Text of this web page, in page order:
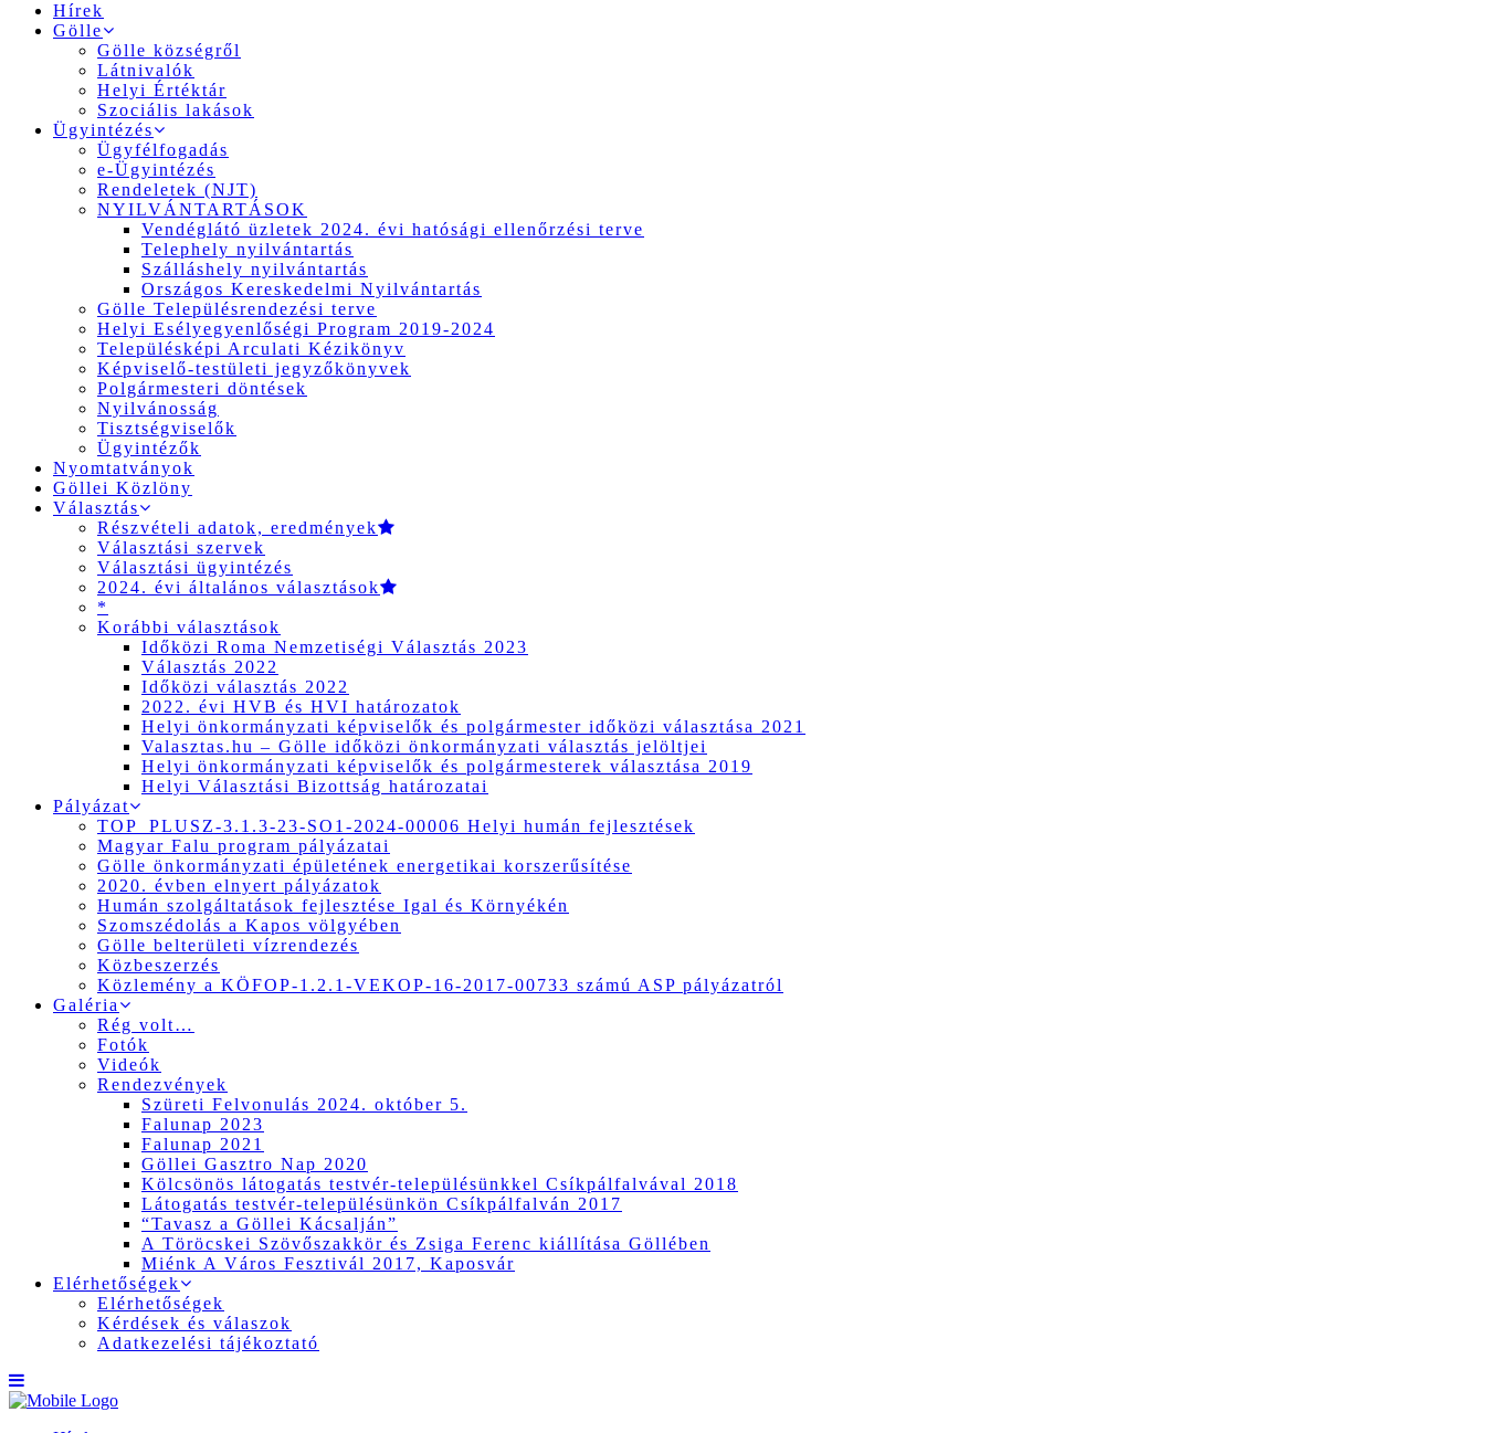
Hírek
Gölle
Gölle községről
Látnivalók
Helyi Értéktár
Szociális lakások
Ügyintézés
Ügyfélfogadás
e-Ügyintézés
Rendeletek (NJT)
NYILVÁNTARTÁSOK
Vendéglátó üzletek 2024. évi hatósági ellenőrzési terve
Telephely nyilvántartás
Szálláshely nyilvántartás
Országos Kereskedelmi Nyilvántartás
Gölle Településrendezési terve
Helyi Esélyegyenlőségi Program 2019-2024
Településképi Arculati Kézikönyv
Képviselő-testületi jegyzőkönyvek
Polgármesteri döntések
Nyilvánosság
Tisztségviselők
Ügyintézők
Nyomtatványok
Göllei Közlöny
Választás
Részvételi adatok, eredmények
Választási szervek
Választási ügyintézés
2024. évi általános választások
*
Korábbi választások
Időközi Roma Nemzetiségi Választás 2023
Választás 2022
Időközi választás 2022
2022. évi HVB és HVI határozatok
Helyi önkormányzati képviselők és polgármester időközi választása 2021
Valasztas.hu – Gölle időközi önkormányzati választás jelöltjei
Helyi önkormányzati képviselők és polgármesterek választása 2019
Helyi Választási Bizottság határozatai
Pályázat
TOP_PLUSZ-3.1.3-23-SO1-2024-00006 Helyi humán fejlesztések
Magyar Falu program pályázatai
Gölle önkormányzati épületének energetikai korszerűsítése
2020. évben elnyert pályázatok
Humán szolgáltatások fejlesztése Igal és Környékén
Szomszédolás a Kapos völgyében
Gölle belterületi vízrendezés
Közbeszerzés
Közlemény a KÖFOP-1.2.1-VEKOP-16-2017-00733 számú ASP pályázatról
Galéria
Rég volt…
Fotók
Videók
Rendezvények
Szüreti Felvonulás 2024. október 5.
Falunap 2023
Falunap 2021
Göllei Gasztro Nap 2020
Kölcsönös látogatás testvér-településünkkel Csíkpálfalvával 2018
Látogatás testvér-településünkön Csíkpálfalván 2017
“Tavasz a Göllei Kácsalján”
A Töröcskei Szövőszakkör és Zsiga Ferenc kiállítása Göllében
Miénk A Város Fesztivál 2017, Kaposvár
Elérhetőségek
Elérhetőségek
Kérdések és válaszok
Adatkezelési tájékoztató